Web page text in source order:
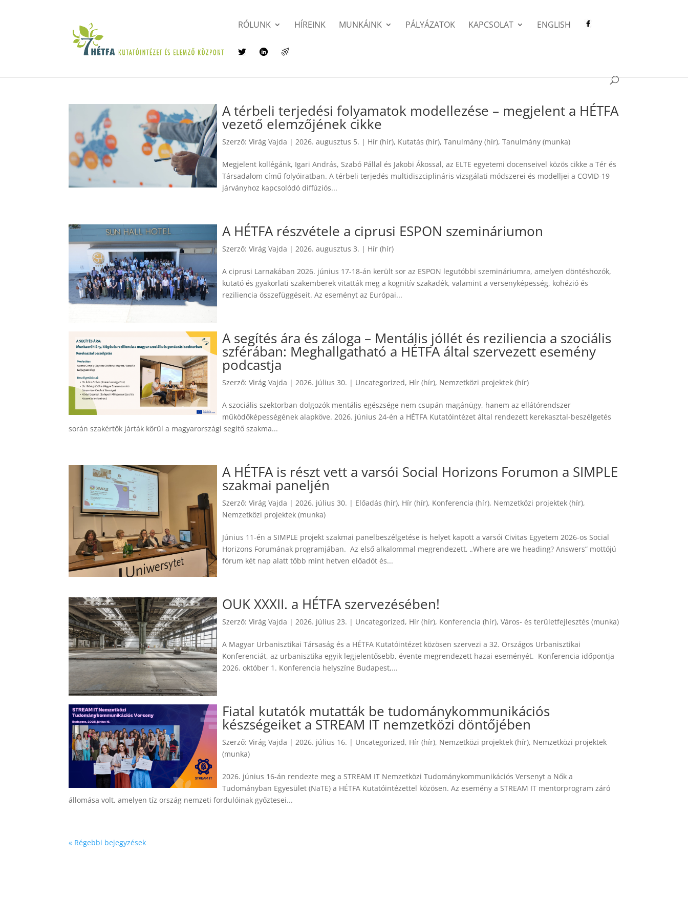
RÓLUNK HÍREINK MUNKÁINK PÁLYÁZATOK KAPCSOLAT ENGLISH
A térbeli terjedési folyamatok modellezése – megjelent a HÉTFA
vezető elemzőjének cikke
Szerző:Virág Vajda |2026. augusztus 5. | Hír (hír), Kutatás (hír),Tanulmány (hír),Tanulmány (munka)
Megjelent kollégánk, Igari András, Szabó Pállal és Jakobi Ákossal, az ELTE egyetemi docenseivel közös cikke a Tér és
Társadalom című folyóiratban. A térbeli terjedés multidiszciplináris vizsgálati módszerei és modelljei a COVID-19
járványhoz kapcsolódó diffúziós...
A HÉTFA részvétele a ciprusi ESPON szemináriumon
Szerző:Virág Vajda |2026. augusztus 3. | Hír (hír)
A ciprusi Larnakában 2026. június 17-18-án került sor az ESPON legutóbbi szemináriumra, amelyen döntéshozók,
kutató és gyakorlati szakemberek vitatták meg a kognitív szakadék, valamint a versenyképesség, kohézió és
reziliencia összefüggéseit. Az eseményt az Európai...
A segítés ára és záloga – Mentális jóllét és reziliencia a szociális
szférában: Meghallgatható a HÉTFA által szervezett esemény
podcastja
Szerző:Virág Vajda |2026. július 30. | Uncategorized, Hír (hír), Nemzetközi projektek (hír)
A szociális szektorban dolgozók mentális egészsége nem csupán magánügy, hanem az ellátórendszer
működőképességének alapköve. 2026. június 24-én a HÉTFA Kutatóintézet által rendezett kerekasztal-beszélgetés
során szakértők járták körül a magyarországi segítő szakma...
A HÉTFA is részt vett a varsói Social Horizons Forumon a SIMPLE
szakmai paneljén
Szerző:Virág Vajda |2026. július 30. | Előadás (hír), Hír (hír), Konferencia (hír), Nemzetközi projektek (hír),
Nemzetközi projektek (munka)
Június 11-én a SIMPLE projekt szakmai panelbeszélgetése is helyet kapott a varsói Civitas Egyetem 2026-os Social
Horizons Forumának programjában. Az első alkalommal megrendezett, „Where are we heading? Answers” mottójú
fórum két nap alatt több mint hetven előadót és...
OUK XXXII. a HÉTFA szervezésében!
Szerző:Virág Vajda |2026. július 23. | Uncategorized, Hír (hír), Konferencia (hír),Város- és területfejlesztés (munka)
A Magyar Urbanisztikai Társaság és a HÉTFA Kutatóintézet közösen szervezi a 32. Országos Urbanisztikai
Konferenciát, az urbanisztika egyik legjelentősebb, évente megrendezett hazai eseményét. Konferencia időpontja
2026. október 1. Konferencia helyszíne Budapest,...
Fiatal kutatók mutatták be tudománykommunikációs
készségeiket a STREAM IT nemzetközi döntőjében
Szerző:Virág Vajda |2026. július 16. | Uncategorized, Hír (hír), Nemzetközi projektek (hír), Nemzetközi projektek
(munka)
2026. június 16-án rendezte meg a STREAM IT Nemzetközi Tudománykommunikációs Versenyt a Nők a
Tudományban Egyesület (NaTE) a HÉTFA Kutatóintézettel közösen. Az esemény a STREAM IT mentorprogram záró
állomása volt, amelyen tíz ország nemzeti fordulóinak győztesei...
« Régebbi bejegyzések